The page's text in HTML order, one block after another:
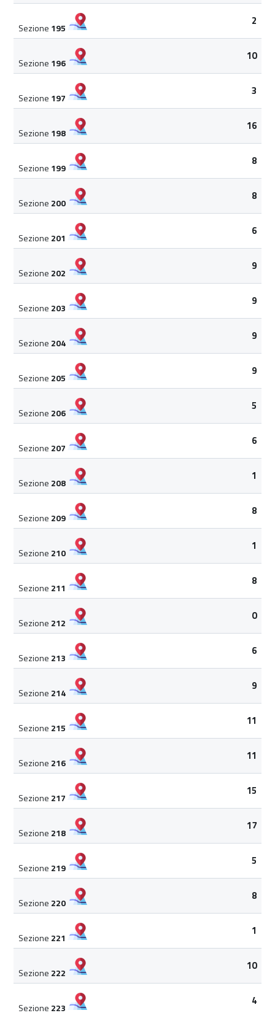
Sezione 195
2
Sezione 196
10
Sezione 197
3
Sezione 198
16
Sezione 199
8
Sezione 200
8
Sezione 201
6
Sezione 202
9
Sezione 203
9
Sezione 204
9
Sezione 205
9
Sezione 206
5
Sezione 207
6
Sezione 208
1
Sezione 209
8
Sezione 210
1
Sezione 211
8
Sezione 212
0
Sezione 213
6
Sezione 214
9
Sezione 215
11
Sezione 216
11
Sezione 217
15
Sezione 218
17
Sezione 219
5
Sezione 220
8
Sezione 221
1
Sezione 222
10
Sezione 223
4